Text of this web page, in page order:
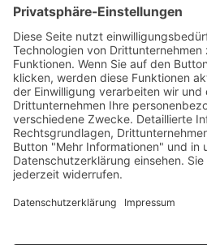
VERANSTALTUNGSORT
Pokergamblers
Steinsetzerstr.11
Bremen,Niedersachsen 28279
anzeigen
zu, um diese Karte
Mehr
powered by
Management
Pokerturnier am 18.09.26